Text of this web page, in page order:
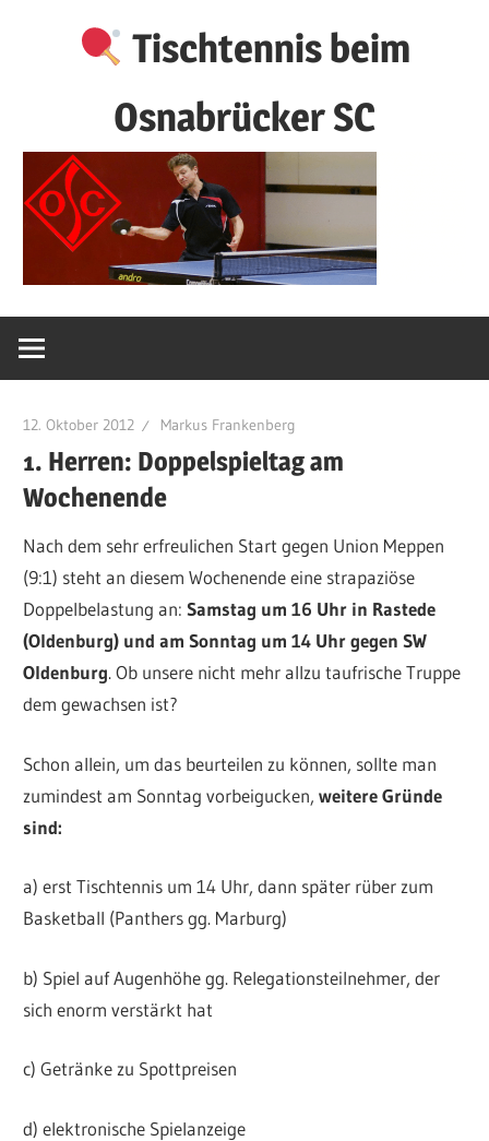
Tischtennis beim
Osnabrücker SC
12. Oktober 2012 Markus Frankenberg
1. Herren: Doppelspieltag am
Wochenende
Nach dem sehr erfreulichen Start gegen Union Meppen
(9:1) steht an diesem Wochenende eine strapaziöse
Doppelbelastung an:Samstag um 16 Uhr in Rastede
(Oldenburg) und am Sonntag um 14 Uhr gegen SW
Oldenburg. Ob unsere nicht mehr allzu taufrische Truppe
dem gewachsen ist?
Schon allein, um das beurteilen zu können, sollte man
zumindest am Sonntag vorbeigucken,weitere Gründe
sind:
a) erst Tischtennis um 14 Uhr, dann später rüber zum
Basketball (Panthers gg. Marburg)
b) Spiel auf Augenhöhe gg. Relegationsteilnehmer, der
sich enorm verstärkt hat
c) Getränke zu Spottpreisen
d) elektronische Spielanzeige